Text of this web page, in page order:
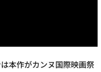
本作がカンヌ国際映画祭